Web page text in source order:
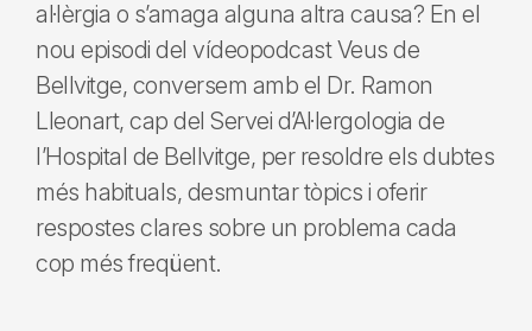
al·lèrgia o s’amaga alguna altra causa? En el
nou episodi del vídeopodcast Veus de
Bellvitge, conversem amb el Dr. Ramon
Lleonart, cap del Servei d’Al·lergologia de
l’Hospital de Bellvitge, per resoldre els dubtes
més habituals, desmuntar tòpics i oferir
respostes clares sobre un problema cada
cop més freqüent.